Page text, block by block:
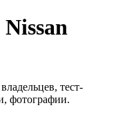
тест-
фотографии.